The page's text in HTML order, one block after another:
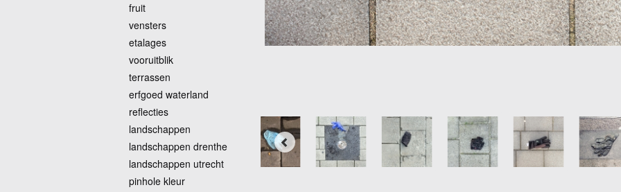
fruit
vensters
etalages
vooruitblik
terrassen
erfgoed waterland
reflecties
landschappen
landschappen drenthe
landschappen utrecht
pinhole kleur